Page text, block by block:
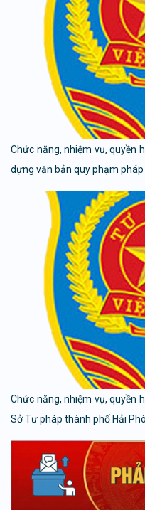
Chức năng, nhiệm vụ, quyền
dựng văn bản quy phạm
Chức năng, nhiệm vụ, quyền
Sở Tư pháp thành phố Hải